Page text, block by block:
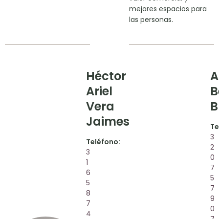
mejores espacios para
las personas.
Héctor
Ariel
Vera
Jaimes
Teléfono:
3
1
6
5
8
7
4
3
2
0
7
5
7
9
0